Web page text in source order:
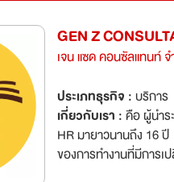
GEN Z
เจน แซด คอนซัลแทนท์
ประเภทธุรกิจ :บริการ
เกี่ยวกับเรา :คือ ผู้นำร
HR มายาวนานถึง 16 ปี
ของการทำงานที่มีการเ